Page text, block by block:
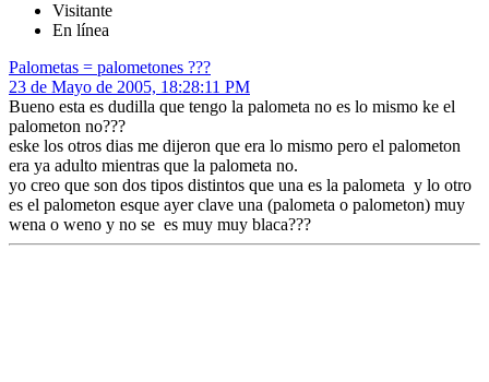
Visitante
En línea
Palometas = palometones ???
23 de Mayo de 2005, 18:28:11 PM
Bueno esta es dudilla que tengo la palometa no es lo mismo ke el
palometon no???
eske los otros dias me dijeron que era lo mismo pero el palometon
era ya adulto mientras que la palometa no.
yo creo que son dos tipos distintos que una es la palometa y lo otro
es el palometon esque ayer clave una (palometa o palometon) muy
wena o weno y no se es muy muy blaca???